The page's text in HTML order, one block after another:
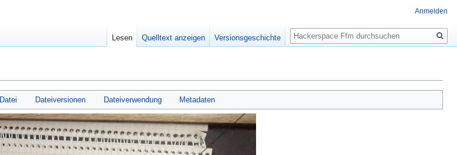
Datei Dateiversionen Dateiverwendung Metadaten
Anmelden
Lesen Quelltext anzeigen Versionsgeschichte
Suche